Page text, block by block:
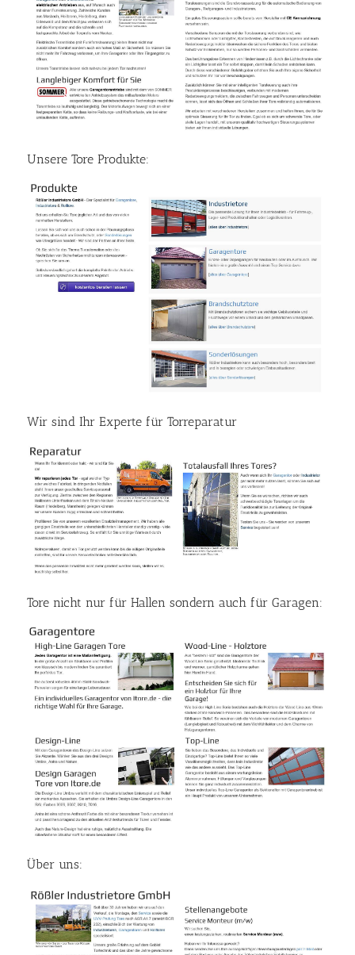
Unsere Tore Produkte:
Wir sind Ihr Experte für Torreparatur
Tore nicht nur für Hallen sondern auch für Garagen:
Über uns: